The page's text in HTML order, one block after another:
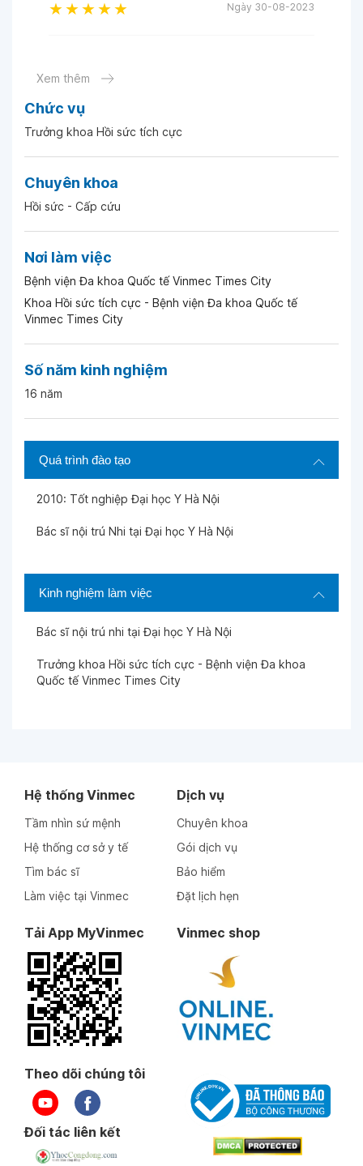
Chức vụ
Trưởng khoa Hồi sức tích cực
Chuyên khoa
Hồi sức - Cấp cứu
Nơi làm việc
Bệnh viện Đa khoa Quốc tế Vinmec Times City
Khoa Hồi sức tích cực - Bệnh viện Đa khoa Quốc tế
Vinmec Times City
Số năm kinh nghiệm
16 năm
Quá trình đào tạo
2010: Tốt nghiệp Đại học Y Hà Nội
Bác sĩ nội trú Nhi tại Đại học Y Hà Nội
Kinh nghiệm làm việc
Bác sĩ nội trú nhi tại Đại học Y Hà Nội
Trưởng khoa Hồi sức tích cực - Bệnh viện Đa khoa
Quốc tế Vinmec Times City
Ngày 30-08-2023
Ngày 15-12-2022
Ngày 24-11-2022
Ngày 24-11-2022
Ngày 18-10-2022
Ngày 12-09-2022
Ngày 12-09-2022
Ngày 29-07-2022
Ngày 29-07-2022
Xem thêm
Hệ thống Vinmec
Tầm nhìn sứ mệnh
Hệ thống cơ sở y tế
Tìm bác sĩ
Làm việc tại Vinmec
Dịch vụ
Chuyên khoa
Gói dịch vụ
Bảo hiểm
Đặt lịch hẹn
Tải App MyVinmec Vinmec shop
Theo dõi chúng tôi
Đối tác liên kết